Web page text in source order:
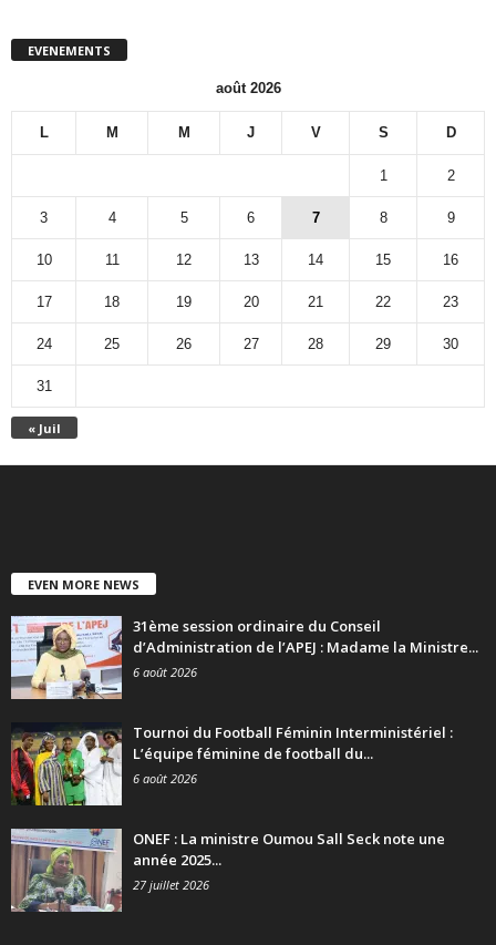
EVENEMENTS
août 2026
L M M J V S D
« Juil
1 2
3 4 5 6 7 8 9
10 11 12 13 14 15 16
17 18 19 20 21 22 23
24 25 26 27 28 29 30
31
EVEN MORE NEWS
31ème session ordinaire du Conseil
d’Administration de l’APEJ : Madame la Ministre...
6 août 2026
Tournoi du Football Féminin Interministériel :
L’équipe féminine de football du...
6 août 2026
ONEF : La ministre Oumou Sall Seck note une
année 2025...
27 juillet 2026